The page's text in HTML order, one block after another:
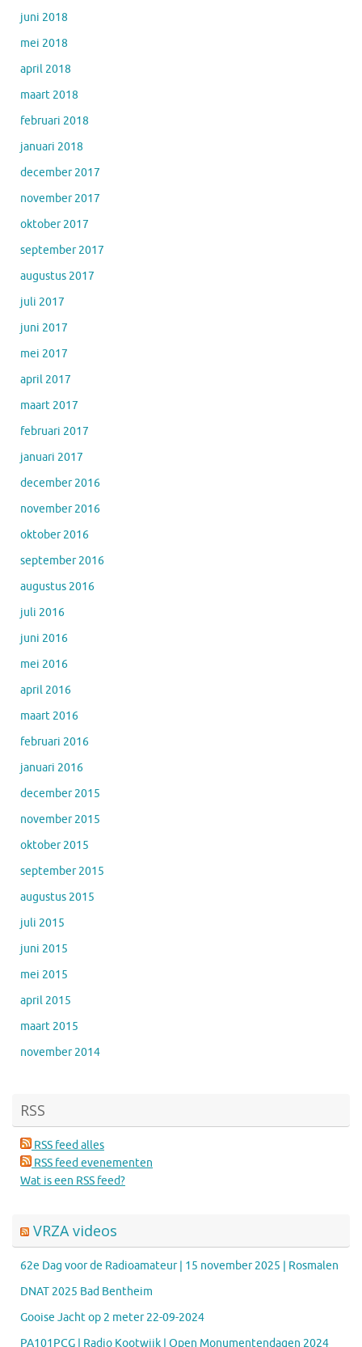
juni 2018
mei 2018
april 2018
maart 2018
februari 2018
januari 2018
december 2017
november 2017
oktober 2017
september 2017
augustus 2017
juli 2017
juni 2017
mei 2017
april 2017
maart 2017
februari 2017
januari 2017
december 2016
november 2016
oktober 2016
september 2016
augustus 2016
juli 2016
juni 2016
mei 2016
april 2016
maart 2016
februari 2016
januari 2016
december 2015
november 2015
oktober 2015
september 2015
augustus 2015
juli 2015
juni 2015
mei 2015
april 2015
maart 2015
november 2014
RSS
RSS feed alles
RSS feed evenementen
Wat is een RSS feed?
VRZA videos
62e Dag voor de Radioamateur | 15 november 2025 | Rosmalen
DNAT 2025 Bad Bentheim
Gooise Jacht op 2 meter 22-09-2024
PA101PCG | Radio Kootwijk | Open Monumentendagen 2024